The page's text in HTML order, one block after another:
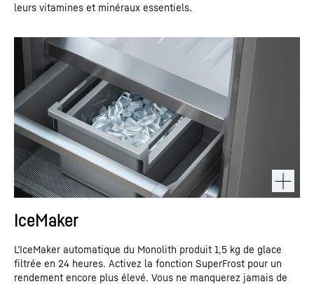
leurs vitamines et minéraux essentiels.
IceMaker
L’IceMaker automatique du Monolith produit 1,5 kg de glace
filtrée en 24 heures. Activez la fonction SuperFrost pour un
rendement encore plus élevé. Vous ne manquerez jamais de